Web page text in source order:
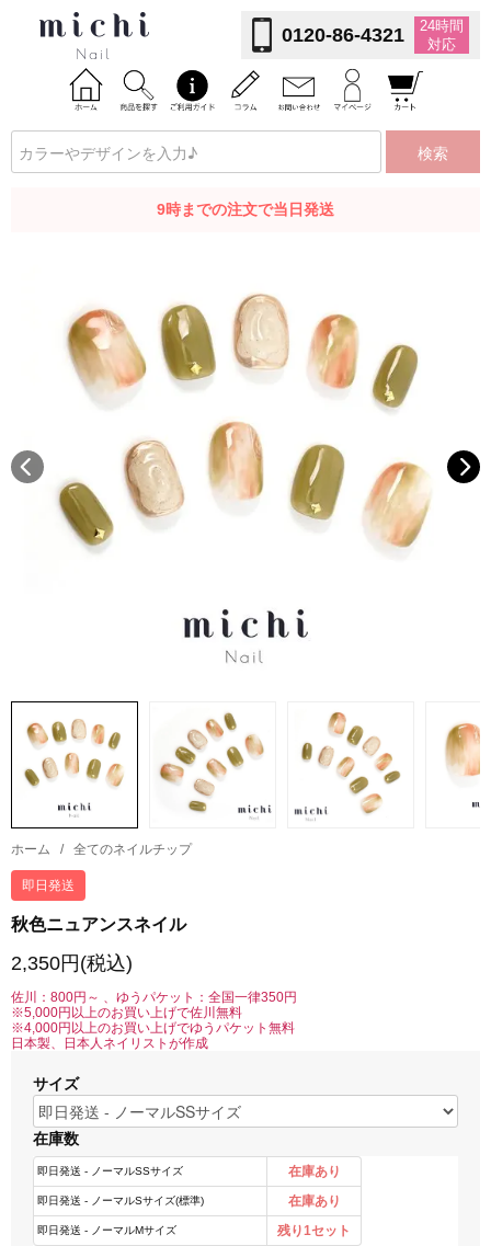
0120-86-4321
24時間
対応
検索
9時までの注文で当日発送
ホーム / 全てのネイルチップ
即日発送
秋色ニュアンスネイル
2,350円(税込)
佐川：800円～ 、ゆうパケット：全国一律350円
※5,000円以上のお買い上げで佐川無料
※4,000円以上のお買い上げでゆうパケット無料
日本製、日本人ネイリストが作成
サイズ
在庫数